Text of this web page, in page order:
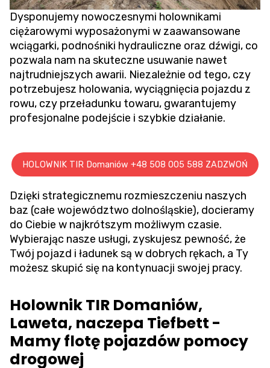
Dysponujemy nowoczesnymi holownikami
ciężarowymi wyposażonymi w zaawansowane
wciągarki, podnośniki hydrauliczne oraz dźwigi, co
pozwala nam na skuteczne usuwanie nawet
najtrudniejszych awarii. Niezależnie od tego, czy
potrzebujesz holowania,wyciągnięcia pojazdu z
rowu, czy przeładunku towaru, gwarantujemy
profesjonalne podejście i szybkie działanie.
HOLOWNIK TIR Domaniów +48 508 005 588 ZADZWOŃ
Dzięki strategicznemu rozmieszczeniu naszych
baz (całe województwo dolnośląskie), docieramy
do Ciebie w najkrótszym możliwym czasie.
Wybierając nasze usługi, zyskujesz pewność, że
Twój pojazd i ładunek są w dobrych rękach, a Ty
możesz skupić się na kontynuacji swojej pracy.
Holownik TIR Domaniów,
Laweta, naczepa Tiefbett -
Mamy flotę pojazdów pomocy
drogowej